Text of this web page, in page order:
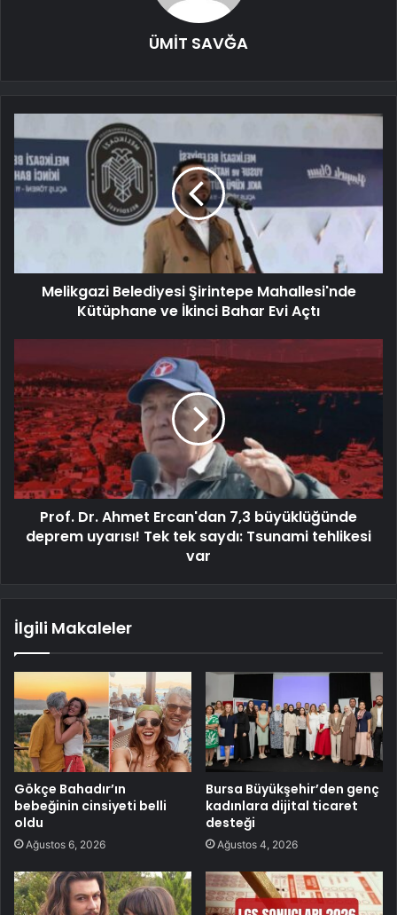
ÜMİT SAVĞA
Melikgazi Belediyesi Şirintepe Mahallesi'nde
Kütüphane ve İkinci Bahar Evi Açtı
Prof. Dr. Ahmet Ercan'dan 7,3 büyüklüğünde
deprem uyarısı! Tek tek saydı: Tsunami tehlikesi
var
İlgili Makaleler
Gökçe Bahadır’ın
bebeğinin cinsiyeti belli
oldu
Ağustos 6, 2026
Bursa Büyükşehir’den genç
kadınlara dijital ticaret
desteği
Ağustos 4, 2026